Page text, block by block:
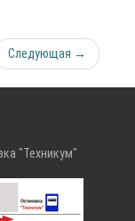
Следующая →
"Техникум"